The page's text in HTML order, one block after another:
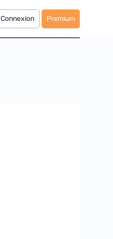
Connexion Premium